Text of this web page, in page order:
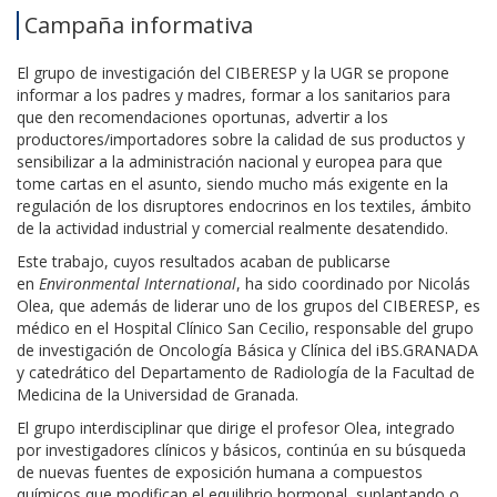
Campaña informativa
El grupo de investigación del CIBERESP y la UGR se propone
informar a los padres y madres, formar a los sanitarios para
que den recomendaciones oportunas, advertir a los
productores/importadores sobre la calidad de sus productos y
sensibilizar a la administración nacional y europea para que
tome cartas en el asunto, siendo mucho más exigente en la
regulación de los disruptores endocrinos en los textiles, ámbito
de la actividad industrial y comercial realmente desatendido.
Este trabajo, cuyos resultados acaban de publicarse
en Environmental International, ha sido coordinado por Nicolás
Olea, que además de liderar uno de los grupos del CIBERESP, es
médico en el Hospital Clínico San Cecilio, responsable del grupo
de investigación de Oncología Básica y Clínica del iBS.GRANADA
y catedrático del Departamento de Radiología de la Facultad de
Medicina de la Universidad de Granada.
El grupo interdisciplinar que dirige el profesor Olea, integrado
por investigadores clínicos y básicos, continúa en su búsqueda
de nuevas fuentes de exposición humana a compuestos